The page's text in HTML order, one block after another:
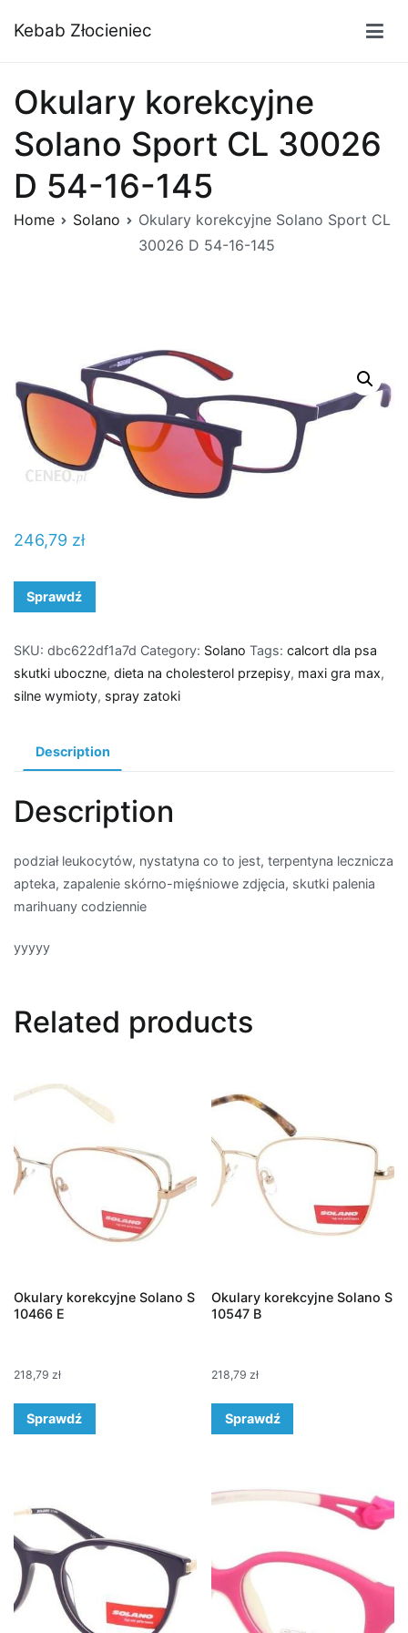
doKebab Złocieniec
Okulary korekcyjne
Solano Sport CL 30026
D 54-16-145
Home Solano
Okulary korekcyjne Solano Sport CL
30026 D 54-16-145
246,79 zł
Sprawdź
SKU: dbc622df1a7d Category: Solano Tags: calcort dla psa
skutki uboczne, dieta na cholesterol przepisy, maxi gra max,
silne wymioty, spray zatoki
Description
Description
podział leukocytów, nystatyna co to jest, terpentyna lecznicza
apteka, zapalenie skórno-mięśniowe zdjęcia, skutki palenia
marihuany codziennie
yyyyy
Related products
Okulary korekcyjne Solano S
10466 E
218,79 zł
Sprawdź
Okulary korekcyjne Solano S
10547 B
218,79 zł
Sprawdź